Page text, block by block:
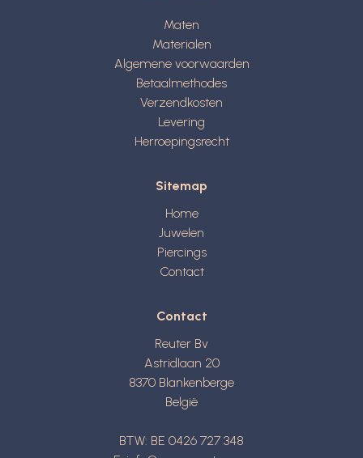
Maten
Materialen
Algemene voorwaarden
Betaalmethodes
Verzendkosten
Levering
Herroepingsrecht
Sitemap
Home
Juwelen
Piercings
Contact
Contact
Reuter Bv
Astridlaan 20
8370 Blankenberge
België
BTW: BE 0426 727 348